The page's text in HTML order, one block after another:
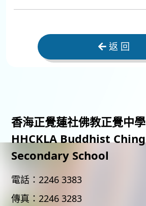
返 回
香海正覺蓮社佛教正覺中學
HHCKLA Buddhist
Secondary School
電話： 2246 3383
傳真： 2246 3283